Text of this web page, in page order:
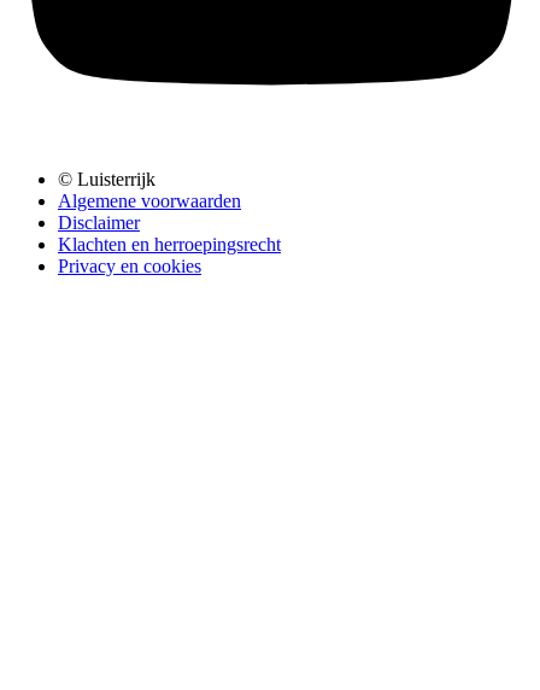
© Luisterrijk
Algemene voorwaarden
Disclaimer
Klachten en herroepingsrecht
Privacy en cookies